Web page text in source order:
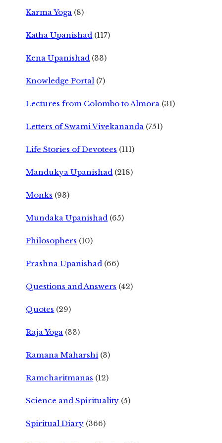
Karma Yoga (8)
Katha Upanishad (117)
Kena Upanishad (33)
Knowledge Portal (7)
Lectures from Colombo to Almora (31)
Letters of Swami Vivekananda (751)
Life Stories of Devotees (111)
Mandukya Upanishad (218)
Monks (93)
Mundaka Upanishad (65)
Philosophers (10)
Prashna Upanishad (66)
Questions and Answers (42)
Quotes (29)
Raja Yoga (33)
Ramana Maharshi (3)
Ramcharitmanas (12)
Science and Spirituality (5)
Spiritual Diary (366)